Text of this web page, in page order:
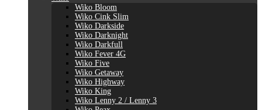
Wiko Bloom
Wiko Cink Slim
Wiko Darkside
Wiko Darknight
Wiko Darkfull
Wiko Fever 4G
Wiko Five
Wiko Getaway
Wiko Highway
Wiko King
Wiko Lenny 2 / Lenny 3